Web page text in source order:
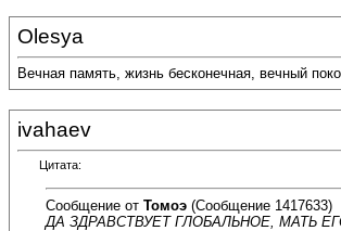
Olesya
Вечная память, жизнь бесконечная, вечный
ivahaev
Цитата:
Сообщение от Томоэ (Сообщение 1417633)
ДА ЗДРАВСТВУЕТ ГЛОБАЛЬНОЕ, МАТЬ